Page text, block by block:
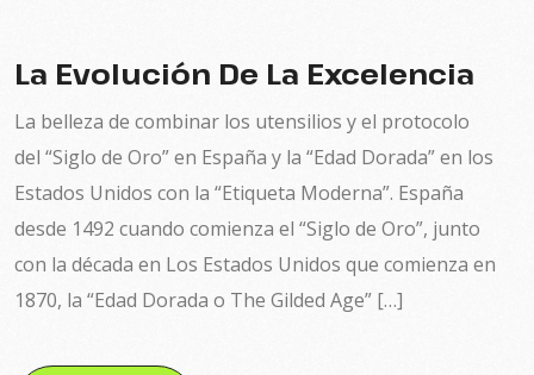
La Evolución De La Excelencia
La belleza de combinar los utensilios y el protocolo
del “Siglo de Oro” en España y la “Edad Dorada” en los
Estados Unidos con la “Etiqueta Moderna”. España
desde 1492 cuando comienza el “Siglo de Oro”, junto
con la década en Los Estados Unidos que comienza en
1870, la “Edad Dorada o The Gilded Age” […]